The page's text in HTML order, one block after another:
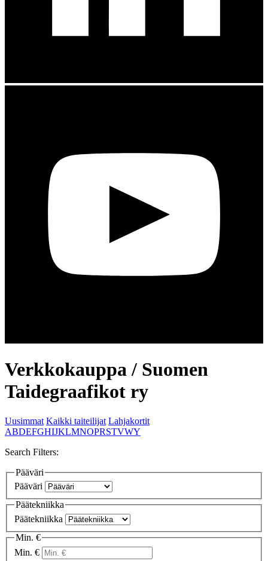
Verkkokauppa/ Suomen
Taidegraafikot ry
Uusimmat Kaikki taiteilijat Lahjakortit
ABDEFGHIJKLMNOPRSTVWY
Search Filters:
Pääväri
Pääväri
Päätekniikka
Päätekniikka
Min. €
Min. €